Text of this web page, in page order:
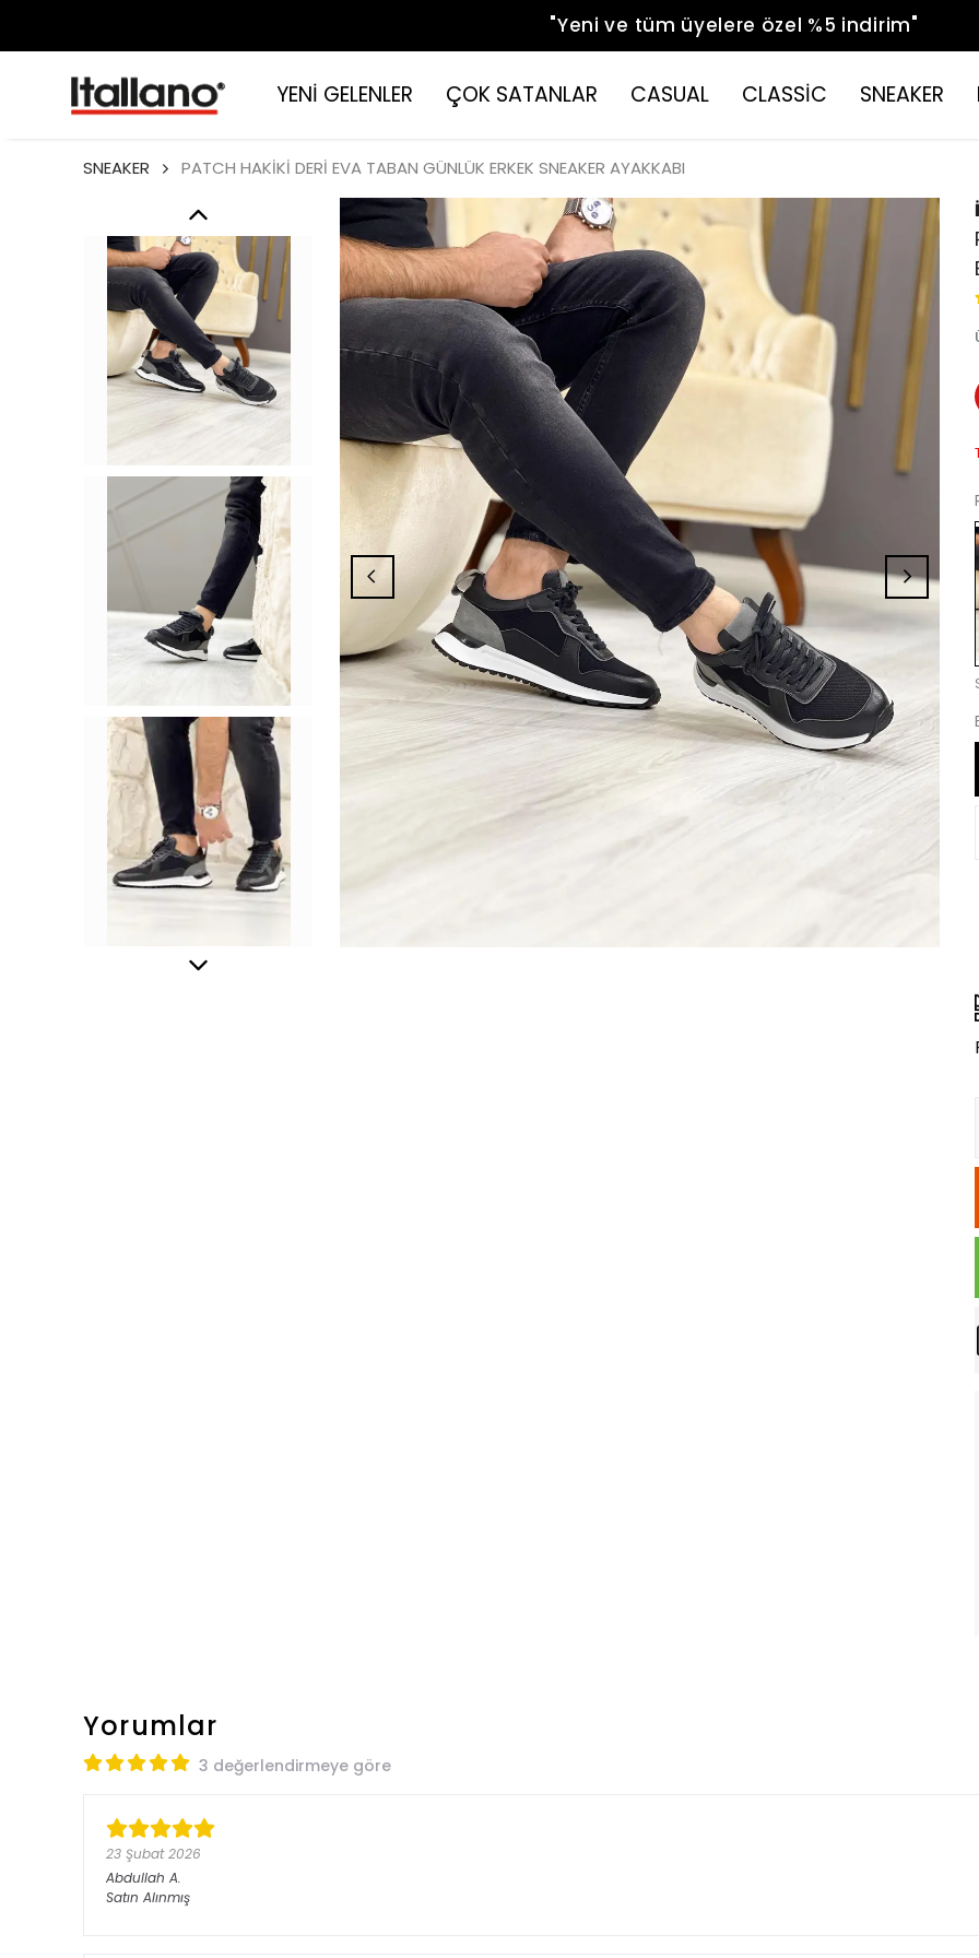
"Yeni ve tüm üyelere özel %5 indirim"
YENİ GELENLER ÇOK SATANLAR CASUAL CLASSİC SNEAKER
SNEAKER PATCH HAKİKİ DERİ EVA TABAN GÜNLÜK ERKEK SNEAKER AYAKKABI
Yorumlar
3 değerlendirmeye göre
23 Şubat 2026
Abdullah A.
Satın Alınmış